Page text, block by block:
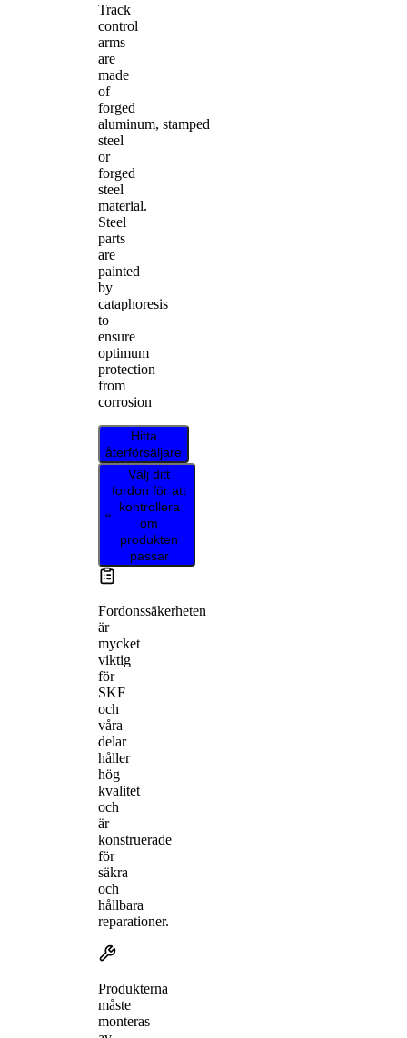
Track
control
arms
are
made
of
forged
aluminum, stamped
steel
or
forged
steel
material.
Steel
parts
are
painted
by
cataphoresis
to
ensure
optimum
protection
from
corrosion
Hitta
återförsäljare
Välj ditt
fordon för att
kontrollera
om
produkten
passar
Fordonssäkerheten
är
mycket
viktig
för
SKF
och
våra
delar
håller
hög
kvalitet
och
är
konstruerade
för
säkra
och
hållbara
reparationer.
Produkterna
måste
monteras